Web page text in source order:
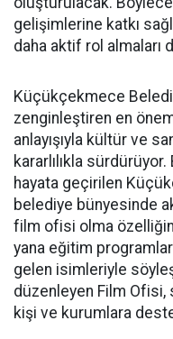
gelişimlerine katkı
daha aktif rol almaları
Küçükçekmece
zenginleştiren en
anlayışıyla kültür ve
kararlılıkla
hayata geçirilen
belediye bünyesinde
film ofisi olma
yana eğitim
gelen isimleriyle
düzenleyen Film Ofisi,
kişi ve kurumlara